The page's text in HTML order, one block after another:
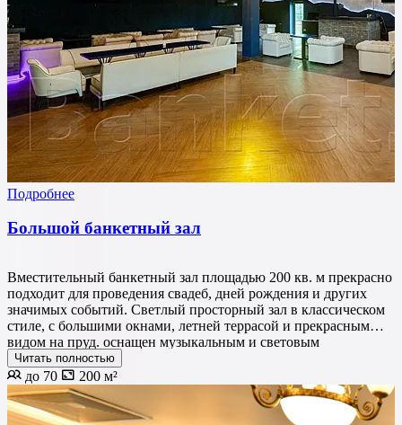
Подробнее
Большой банкетный зал
Вместительный банкетный зал площадью 200 кв. м прекрасно
подходит для проведения свадеб, дней рождения и других
значимых событий. Светлый просторный зал в классическом
стиле, с большими окнами, летней террасой и прекрасным
видом на пруд. оснащен музыкальным и световым
оборудованием.
Читать полностью
до 70 200 м²